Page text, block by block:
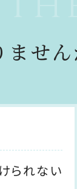
ません
られない